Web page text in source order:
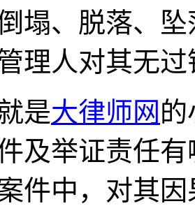
塌、脱落、
理人对其无
是大律师网
及举证责任
件中，对其